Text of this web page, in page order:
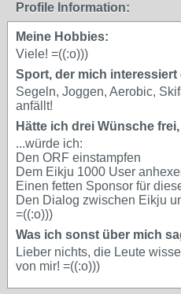
Profile Information:
Meine Hobbies:
Viele! =((:o)))
Sport, der mich
Segeln, Joggen, Aerobic,
anfällt!
Hätte ich drei Wünsche
...würde ich:
Den ORF einstampfen
Dem Eikju 1000 User
Einen fetten Sponsor für
Den Dialog zwischen Eikju
=((:o)))
Was ich sonst über mich
Lieber nichts, die Leute
von mir! =((:o)))